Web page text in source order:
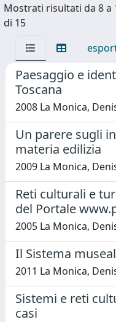
Mostrati risultati da 8 a
di 15
Paesaggio e
Toscana
2008 La Monica,
Un parere sugli
materia edilizia
2009 La Monica,
Reti culturali e
del Portale
2005 La Monica,
Il Sistema
2011 La Monica,
Sistemi e reti
casi